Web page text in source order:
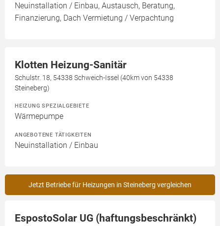
Neuinstallation / Einbau, Austausch, Beratung,
Finanzierung, Dach Vermietung / Verpachtung
Klotten Heizung-Sanitär
Schulstr. 18, 54338 Schweich-Issel (40km von 54338
Steineberg)
HEIZUNG SPEZIALGEBIETE
Wärmepumpe
ANGEBOTENE TÄTIGKEITEN
Neuinstallation / Einbau
Jetzt Betriebe für Heizungen in Steineberg vergleichen
EspostoSolar UG (haftungsbeschränkt)